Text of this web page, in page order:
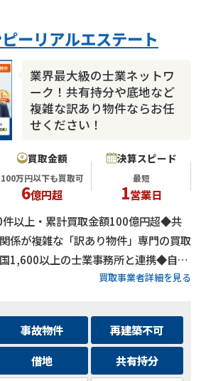
ーリアルエステート
業界最大級の士業ネットワ
ーク！共有持分や底地など
複雑な訳あり物件ならお任
せください！
買取金額
100万円以下も買取可
6億円超
決算スピード
最短
1営業日
以上・累計買取金額100億円超◆共
係が複雑な「訳あり物件」専門の買取
1,600以上の士業事務所と連携◆自己
融資審査を待たず最短即日で決済可能
産会社からの相談実績も多数
買取事業者詳細を見る
事故物件
再建築不可
借地
共有持分